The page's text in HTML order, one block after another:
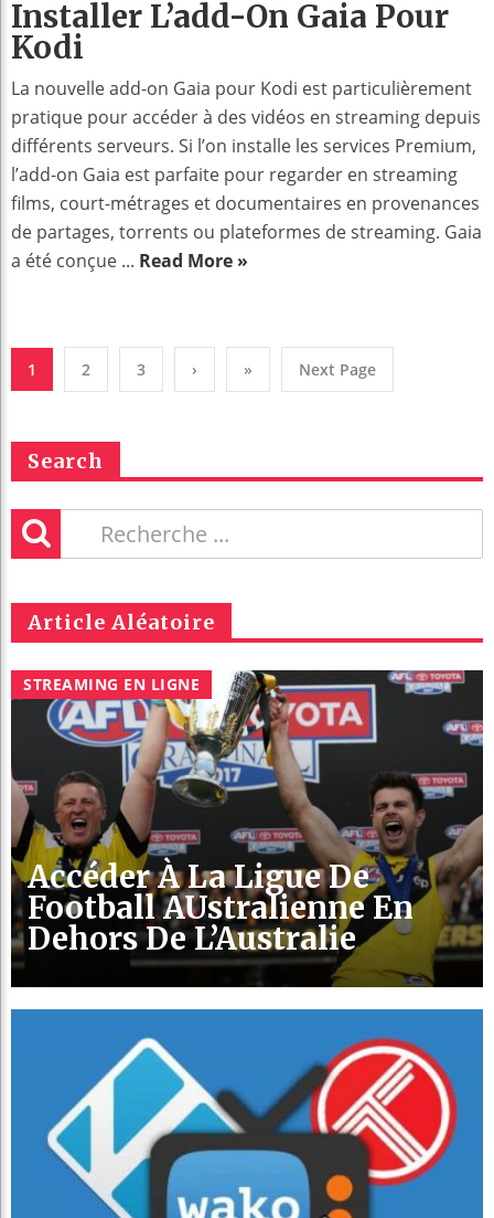
Installer L’add-On Gaia Pour
Kodi
La nouvelle add-on Gaia pour Kodi est particulièrement
pratique pour accéder à des vidéos en streaming depuis
différents serveurs. Si l’on installe les services Premium,
l’add-on Gaia est parfaite pour regarder en streaming
films, court-métrages et documentaires en provenances
de partages, torrents ou plateformes de streaming. Gaia
a été conçue ... Read More »
1 2 3 › » Next Page
Search
Article Aléatoire
STREAMING EN LIGNE
Accéder À La Ligue De
Football AUstralienne En
Dehors De L’Australie